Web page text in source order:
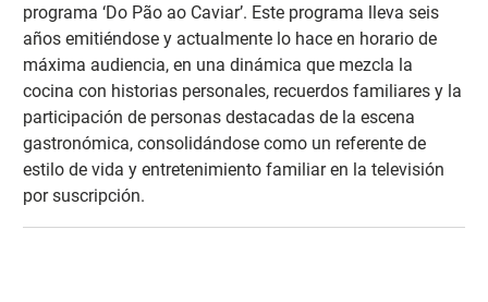
programa ‘Do Pão ao Caviar’. Este programa lleva seis
años emitiéndose y actualmente lo hace en horario de
máxima audiencia, en una dinámica que mezcla la
cocina con historias personales, recuerdos familiares y la
participación de personas destacadas de la escena
gastronómica, consolidándose como un referente de
estilo de vida y entretenimiento familiar en la televisión
por suscripción.